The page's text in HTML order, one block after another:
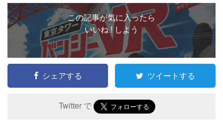
この記事が気に入ったら
いいね ! しよう
シェアする ツイートする
Twitter で